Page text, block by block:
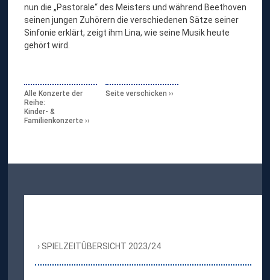
nun die „Pastorale“ des Meisters und während Beethoven
seinen jungen Zuhörern die verschiedenen Sätze seiner
Sinfonie erklärt, zeigt ihm Lina, wie seine Musik heute
gehört wird.
Alle Konzerte der
Reihe:
Kinder- &
Familienkonzerte
Seite verschicken
SPIELZEITÜBERSICHT 2023/24